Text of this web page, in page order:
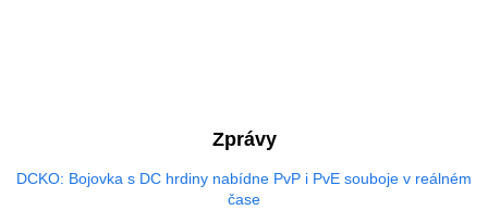
Zprávy
DCKO: Bojovka s DC hrdiny nabídne PvP i PvE souboje v reálném
čase